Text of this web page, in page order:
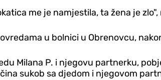
me je namjestila, ta žena je zlo",
u bolnici u Obrenovcu,
Milana P. i njegovu partnerku,
sukob sa djedom i njegovom